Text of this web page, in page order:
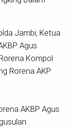
Jambi, Ketua
Agus
Kompol
Rorena AKP
AKBP Agus